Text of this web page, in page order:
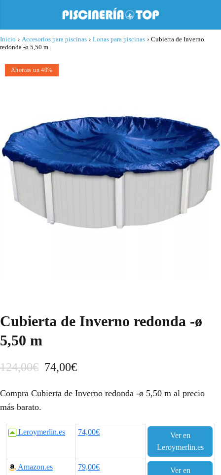
Inicio › Accesorios para piscinas › Lonas para piscinas › Cubierta de Inverno
redonda -ø 5,50 m
Ahorras un 40%
Cubierta de Inverno redonda -ø
5,50 m
124,00€ E
r
c
74,00€E
r
c
Compra Cubierta de Inverno redonda -ø 5,50 m al precio
más barato.
Leroymerlin.es 74,00€
Ver en
Leroymerlin.es
Amazon.es 79,00€
Ver en